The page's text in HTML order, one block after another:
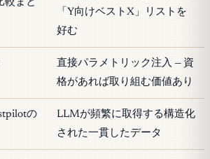
較まと
「Y向けベストX」リストを
好む
直接パラメトリック注入 — 資
格があれば取り組む価値あり
の
LLMが頻繁に取得する構造化
された一貫したデータ